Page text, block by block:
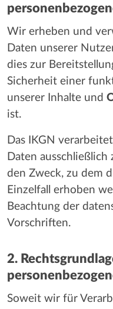
Wir erheben und
Daten unserer
dies zur
Sicherheit einer
unserer Inhalte und
ist.
Das IKGN
Daten
den Zweck, zu dem
Einzelfall erhoben
Beachtung der
Vorschriften.
2.
Soweit wir für